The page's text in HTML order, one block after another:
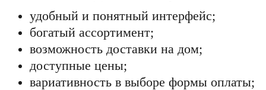
удобный и понятный интерфейс;
богатый ассортимент;
возможность доставки на дом;
доступные цены;
вариативность в выборе формы оплаты;